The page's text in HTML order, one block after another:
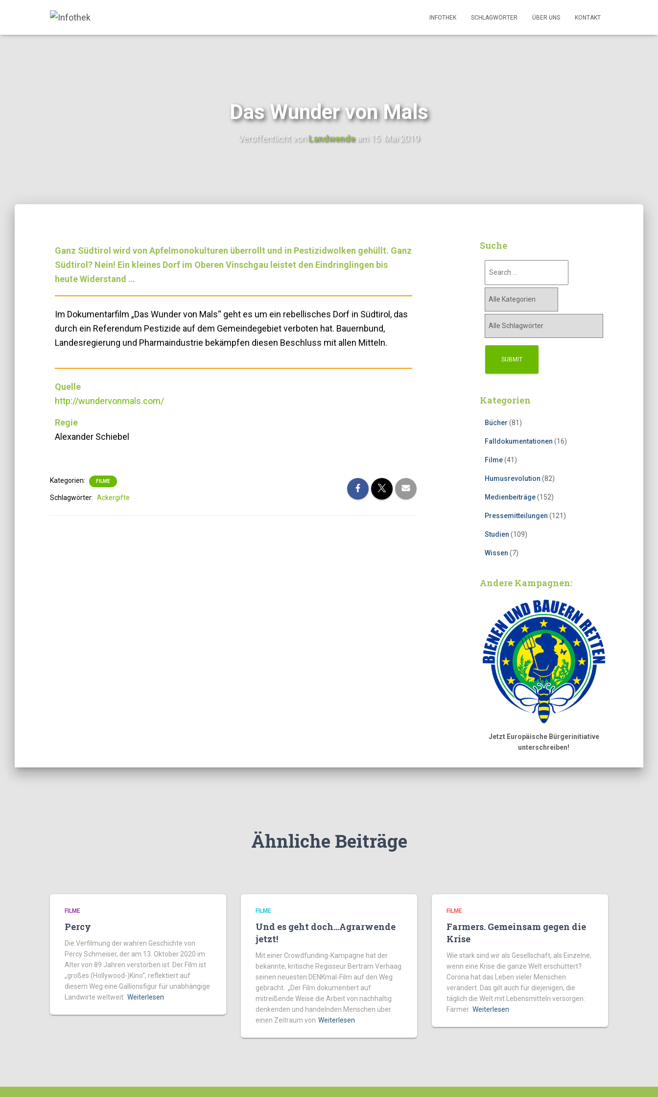
INFOTHEK SCHLAGWÖRTER ÜBER UNS KONTAKT
Das Wunder von Mals
Veröffentlicht vonLandwendeam15. Mai 2019
Ganz Südtirol wird von Apfelmonokulturen überrollt und in Pestizidwolken gehüllt. Ganz
Südtirol? Nein! Ein kleines Dorf im Oberen Vinschgau leistet den Eindringlingen bis
heute Widerstand …
Im Dokumentarfilm „Das Wunder von Mals“ geht es um ein rebellisches Dorf in Südtirol, das
durch ein Referendum Pestizide auf dem Gemeindegebiet verboten hat. Bauernbund,
Landesregierung und Pharmaindustrie bekämpfen diesen Beschluss mit allen Mitteln.
Quelle
http://wundervonmals.com/
Regie
Alexander Schiebel
Kategorien: FILME
Schlagwörter: Ackergifte
Suche
Kategorien
Bücher (81)
Falldokumentationen (16)
Filme(41)
Humusrevolution (82)
Medienbeiträge(152)
Pressemitteilungen (121)
Studien (109)
Wissen (7)
Andere Kampagnen:
Jetzt Europäische Bürgerinitiative
unterschreiben!
Ähnliche Beiträge
FILME
Percy
Die Verfilmung der wahren Geschichte von
Percy Schmeiser, der am 13. Oktober 2020 im
Alter von 89 Jahren verstorben ist. Der Film ist
„großes (Hollywood-)Kino“, reflektiert auf
diesem Weg eine Gallionsfigur für unabhängige
Landwirte weltweit. Weiterlesen
FILME
Und es geht doch…Agrarwende
jetzt!
Mit einer Crowdfunding-Kampagne hat der
bekannte, kritische Regisseur Bertram Verhaag
seinen neuesten DENKmal-Film auf den Weg
gebracht. „Der Film dokumentiert auf
mitreißende Weise die Arbeit von nachhaltig
denkenden und handelnden Menschen über
einen Zeitraum von Weiterlesen
FILME
Farmers. Gemeinsam gegen die
Krise
Wie stark sind wir als Gesellschaft, als Einzelne,
wenn eine Krise die ganze Welt erschüttert?
Corona hat das Leben vieler Menschen
verändert. Das gilt auch für diejenigen, die
täglich die Welt mit Lebensmitteln versorgen:
Farmer. Weiterlesen